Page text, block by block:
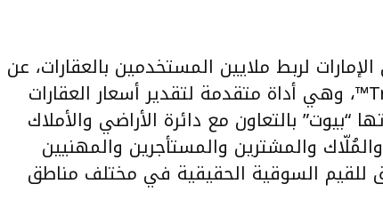
لربط ملايين المستخدمين بالعقارات، عن
إطلاق وتبني أداة “ترواستيمت™” TruEstimate™، وهي أداة متقدمة لتقدير أسعار العقارات
“بيوت” بالتعاون مع دائرة الأراضي والأملاك
والمشترين والمستأجرين والمهنيين
السوقية الحقيقية في مختلف مناطق